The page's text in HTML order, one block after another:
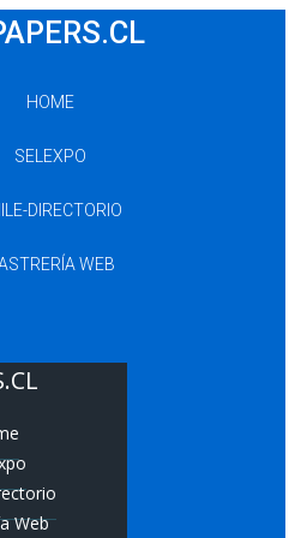
HOME
SELEXPO
DIRECTORIO
WEB
Web